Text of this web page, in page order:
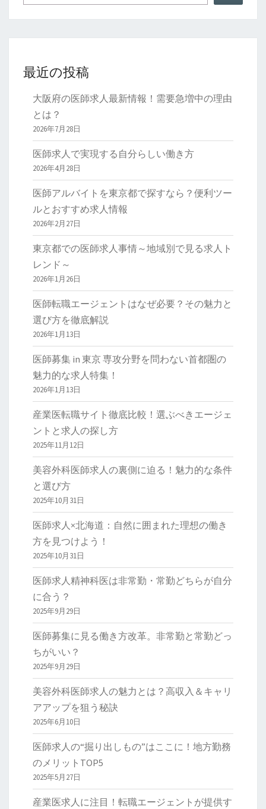
ン
ト
と
探
最近の投稿
大阪府の医師求人最新情報！需要急増中の理由
とは？
2026年7月28日
医師求人で実現する自分らしい働き方
2026年4月28日
医師アルバイトを東京都で探すなら？便利ツー
ルとおすすめ求人情報
2026年2月27日
東京都での医師求人事情～地域別で見る求人ト
レンド～
2026年1月26日
医師転職エージェントはなぜ必要？その魅力と
選び方を徹底解説
2026年1月13日
医師募集 in 東京 専攻分野を問わない首都圏の
魅力的な求人特集！
2026年1月13日
産業医転職サイト徹底比較！選ぶべきエージェ
ントと求人の探し方
2025年11月12日
美容外科医師求人の裏側に迫る！魅力的な条件
と選び方
2025年10月31日
医師求人×北海道：自然に囲まれた理想の働き
方を見つけよう！
2025年10月31日
医師求人精神科医は非常勤・常勤どちらが自分
に合う？
2025年9月29日
医師募集に見る働き方改革。非常勤と常勤どっ
ちがいい？
2025年9月29日
美容外科医師求人の魅力とは？高収入＆キャリ
アアップを狙う秘訣
2025年6月10日
医師求人の“掘り出しもの”はここに！地方勤務
のメリットTOP5
2025年5月27日
産業医求人に注目！転職エージェントが提供す